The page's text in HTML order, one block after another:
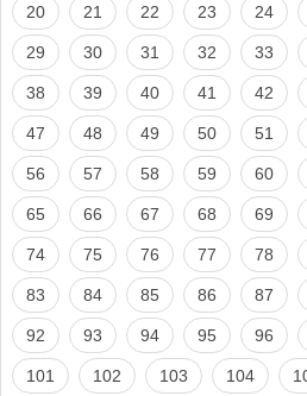
20 21 22 23 24
29 30 31 32 33
38 39 40 41 42
47 48 49 50 51
56 57 58 59 60
65 66 67 68 69
74 75 76 77 78
83 84 85 86 87
92 93 94 95 96
101 102 103 104